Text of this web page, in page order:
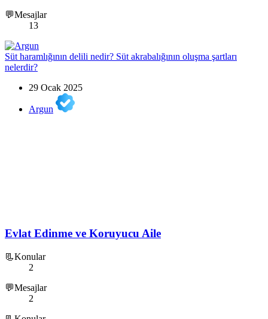
💬Mesajlar
13
Süt haramlığının delili nedir? Süt akrabalığının oluşma şartları
nelerdir?
29 Ocak 2025
Argun
Evlat Edinme ve Koruyucu Aile
📃Konular
2
💬Mesajlar
2